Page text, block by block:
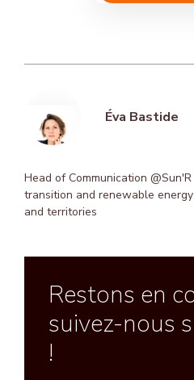
Éva Bastide
Head of Communication
transition and renewable
and territories
Restons en
suivez-nous
!